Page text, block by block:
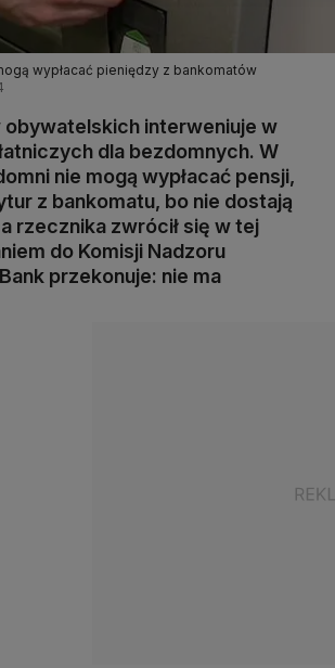
wypłacać pieniędzy z bankomatów
obywatelskich interweniuje w
dla bezdomnych. W
nie mogą wypłacać pensji,
z bankomatu, bo nie dostają
rzecznika zwrócił się w tej
do Komisji Nadzoru
przekonuje: nie ma